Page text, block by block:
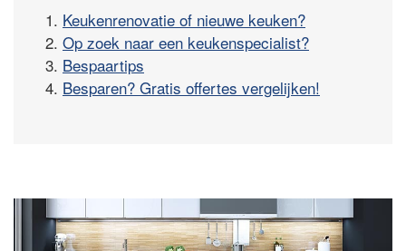
1. Keukenrenovatie of nieuwe keuken?
2. Op zoek naar een keukenspecialist?
3. Bespaartips
4. Besparen? Gratis offertes vergelijken!